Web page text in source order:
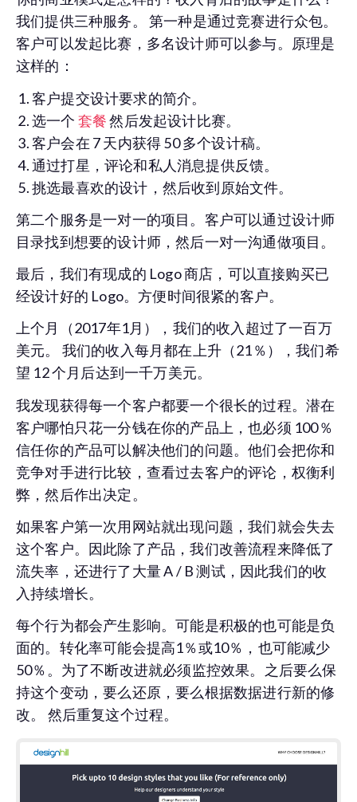
我们提供三种服务。 第一种是通过竞赛进行众包。
客户可以发起比赛，多名设计师可以参与。原理是
这样的：
客户提交设计要求的简介。
选一个 套餐然后发起设计比赛。
客户会在 7 天内获得 50 多个设计稿。
通过打星，评论和私人消息提供反馈。
挑选最喜欢的设计，然后收到原始文件。
第二个服务是一对一的项目。客户可以通过设计师
目录找到想要的设计师，然后一对一沟通做项目。
最后，我们有现成的 Logo 商店，可以直接购买已
经设计好的 Logo。方便时间很紧的客户。
上个月（2017年1月），我们的收入超过了一百万
美元。 我们的收入每月都在上升（21％），我们希
望 12 个月后达到一千万美元。
我发现获得每一个客户都要一个很长的过程。潜在
客户哪怕只花一分钱在你的产品上，也必须 100％
信任你的产品可以解决他们的问题。他们会把你和
竞争对手进行比较，查看过去客户的评论，权衡利
弊，然后作出决定。
如果客户第一次用网站就出现问题，我们就会失去
这个客户。因此除了产品，我们改善流程来降低了
流失率，还进行了大量 A / B 测试，因此我们的收
入持续增长。
每个行为都会产生影响。可能是积极的也可能是负
面的。转化率可能会提高1％或10％，也可能减少
50％。为了不断改进就必须监控效果。之后要么保
持这个变动，要么还原，要么根据数据进行新的修
改。 然后重复这个过程。